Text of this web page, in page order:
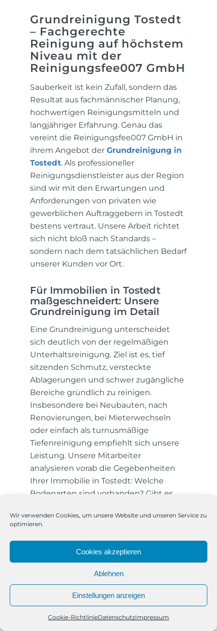
Wir verwenden Cookies, um unsere Website und unseren Service zu
optimieren.
Cookies akzeptieren
Ablehnen
Einstellungen anzeigen
Cookie-RichtlinieDatenschutzImpressum
Grundreinigung Tostedt
– Fachgerechte
Reinigung auf höchstem
Niveau mit der
Reinigungsfee007 GmbH
Sauberkeit ist kein Zufall, sondern das
Resultat aus fachmännischer Planung,
hochwertigen Reinigungsmitteln und
langjähriger Erfahrung. Genau das
vereint die Reinigungsfee007 GmbH in
ihrem Angebot derGrundreinigung in
Tostedt. Als professioneller
Reinigungsdienstleister aus der Region
sind wir mit den Erwartungen und
Anforderungen von privaten wie
gewerblichen Auftraggebern in Tostedt
bestens vertraut. Unsere Arbeit richtet
sich nicht bloß nach Standards –
sondern nach dem tatsächlichen Bedarf
unserer Kunden vor Ort.
Für Immobilien in Tostedt
maßgeschneidert: Unsere
Grundreinigung im Detail
Eine Grundreinigung unterscheidet
sich deutlich von der regelmäßigen
Unterhaltsreinigung. Ziel ist es, tief
sitzenden Schmutz, versteckte
Ablagerungen und schwer zugängliche
Bereiche gründlich zu reinigen.
Insbesondere bei Neubauten, nach
Renovierungen, bei Mieterwechseln
oder einfach als turnusmäßige
Tiefenreinigung empfiehlt sich unsere
Leistung. Unsere Mitarbeiter
analysieren vorab die Gegebenheiten
Ihrer Immobilie in Tostedt: Welche
Bodenarten sind vorhanden? Gibt es
oder empfindliche Flächen in
beschädigungsfreie, rückstandslose
Ergebnisse in jedem Raum.
Verlässlichkeit und
handwerkliches Können der
Reinigungsfee007 GmbH
Telefon Kontakt WhatsApp